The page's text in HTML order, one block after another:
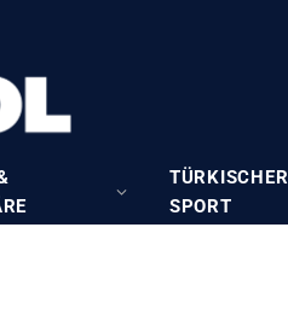
TÜRKISCHER
SPORT